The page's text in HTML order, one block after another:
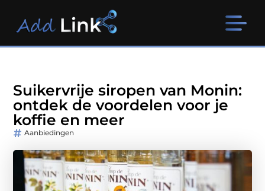
Suikervrije siropen van Monin:
ontdek de voordelen voor je
koffie en meer
Aanbiedingen